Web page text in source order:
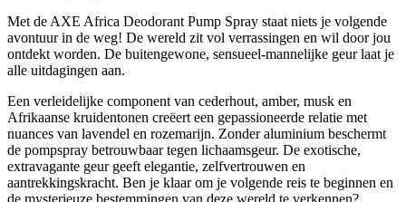
Met de AXE Africa Deodorant Pump Spray staat niets je volgende
avontuur in de weg! De wereld zit vol verrassingen en wil door jou
ontdekt worden. De buitengewone, sensueel-mannelijke geur laat je
alle uitdagingen aan.
Een verleidelijke component van cederhout, amber, musk en
Afrikaanse kruidentonen creëert een gepassioneerde relatie met
nuances van lavendel en rozemarijn. Zonder aluminium beschermt
de pompspray betrouwbaar tegen lichaamsgeur. De exotische,
extravagante geur geeft elegantie, zelfvertrouwen en
aantrekkingskracht. Ben je klaar om je volgende reis te beginnen en